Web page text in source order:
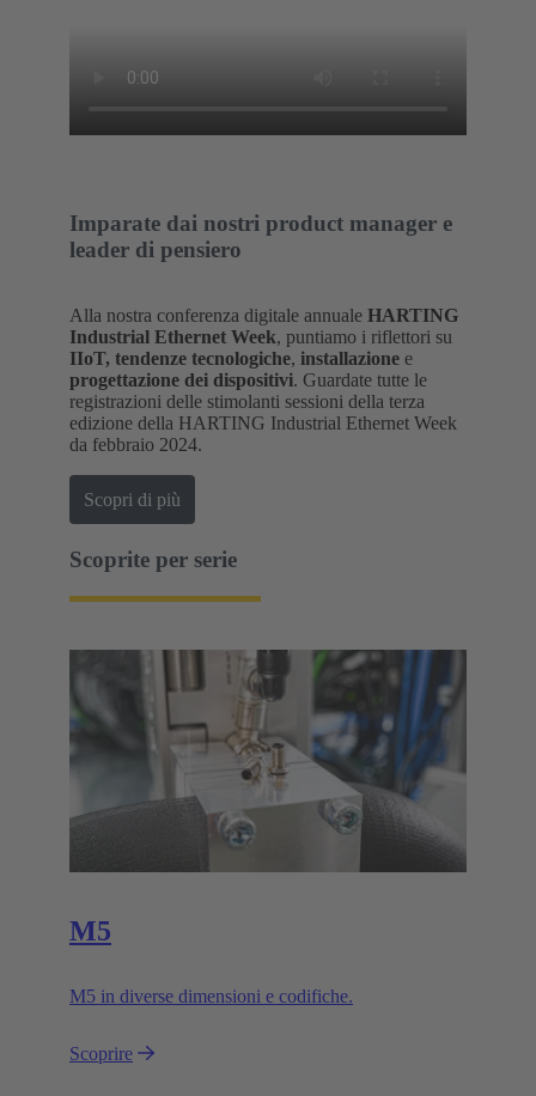
Imparate dai nostri product manager e
leader di pensiero
Alla nostra conferenza digitale annuale HARTING
Industrial Ethernet Week, puntiamo i riflettori su
IIoT, tendenze tecnologiche, installazione e
progettazione dei dispositivi. Guardate tutte le
registrazioni delle stimolanti sessioni della terza
edizione della HARTING Industrial Ethernet Week
da febbraio 2024.
Scopri di più
Scoprite per serie
M5
M5 in diverse dimensioni e codifiche.
Scoprire